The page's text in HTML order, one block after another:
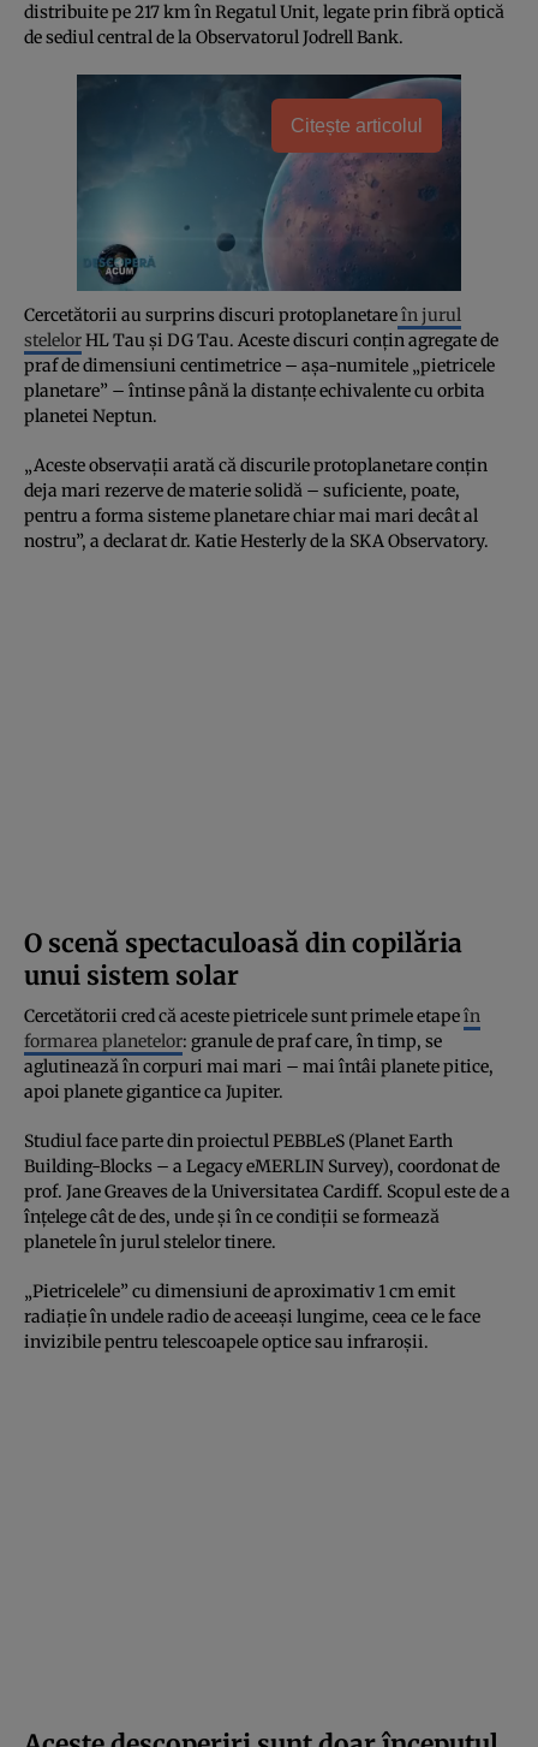
distribuite pe 217 km în Regatul Unit, legate prin fibră optică
de sediul central de la Observatorul Jodrell Bank.
Citește articolul
Cercetătorii au surprins discuri protoplanetareîn jurul
stelelorHL Tau și DG Tau. Aceste discuri conțin agregate de
praf de dimensiuni centimetrice – așa-numitele „pietricele
planetare” – întinse până la distanțe echivalente cu orbita
planetei Neptun.
„Aceste observații arată că discurile protoplanetare conțin
deja mari rezerve de materie solidă – suficiente, poate,
pentru a forma sisteme planetare chiar mai mari decât al
nostru”, a declarat dr. Katie Hesterly de la SKA Observatory.
O scenă spectaculoasă din copilăria
unui sistem solar
Cercetătorii cred că aceste pietricele sunt primele etapeîn
formarea planetelor: granule de praf care, în timp, se
aglutinează în corpuri mai mari – mai întâi planete pitice,
apoi planete gigantice ca Jupiter.
Studiul face parte din proiectul PEBBLeS (Planet Earth
Building-Blocks – a Legacy eMERLIN Survey), coordonat de
prof. Jane Greaves de la Universitatea Cardiff. Scopul este de a
înțelege cât de des, unde și în ce condiții se formează
planetele în jurul stelelor tinere.
„Pietricelele” cu dimensiuni de aproximativ 1 cm emit
radiație în undele radio de aceeași lungime, ceea ce le face
invizibile pentru telescoapele optice sau infraroșii.